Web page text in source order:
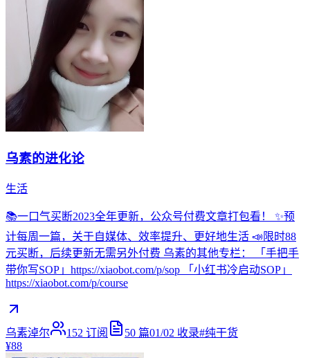
乌素的进化论
生活
📚一口气买断2023全年更新，公众号付费文章打包看！ ✨预
计每周一篇，关于自媒体、效率提升、更好地生活 📣限时88
元买断，后续更新无需另外付费 乌素的其他专栏： 「手把手
带你写SOP」https://xiaobot.com/p/sop 「小红书冷启动SOP」
https://xiaobot.com/p/course
乌素淖尔 152 订阅 50 篇01/02 收录#纯干货
¥88